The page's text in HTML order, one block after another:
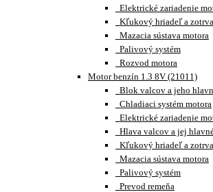
Elektrické zariadenie
Kľukový hriadeľ a
Mazacia sústava motora
Palivový systém
Rozvod motora
Motor benzín 1.3 8V (21011)
Blok valcov a jeho
Chladiaci systém motora
Elektrické zariadenie
Hlava valcov a jej
Kľukový hriadeľ a
Mazacia sústava motora
Palivový systém
Prevod remeňa